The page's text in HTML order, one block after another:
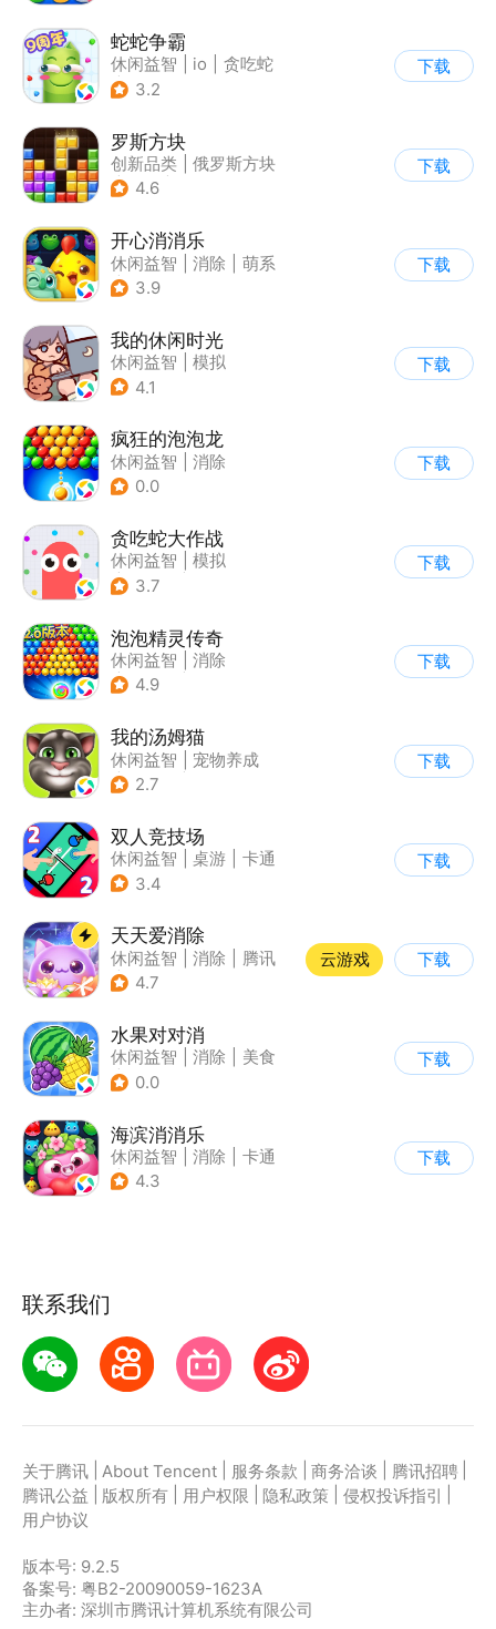
蛇蛇争霸
休闲益智 io
贪吃蛇
| 白日梦
3.2
下载
罗斯方块
创新品类
俄罗斯方块
| 脑洞
4.6
下载
开心消消乐
休闲益智 消除
萌系
| 乐元素
3.9
下载
我的休闲时光
休闲益智
模拟
4.1
下载
疯狂的泡泡龙
休闲益智
消除
0.0
下载
贪吃蛇大作战
休闲益智
模拟
| 贪吃蛇
3.7
下载
泡泡精灵传奇
休闲益智
消除
| 泡泡龙
4.9
下载
我的汤姆猫
休闲益智
宠物养成
| 汤姆猫
2.7
下载
双人竞技场
休闲益智 桌游
卡通
3.4
下载
天天爱消除
休闲益智 消除
腾讯
| 单机
4.7
云游戏 下载
水果对对消
休闲益智 消除
美食
| 卡通
0.0
下载
海滨消消乐
休闲益智 消除
卡通
| 乐元素
4.3
下载
联系我们
关于腾讯 About Tencent 服务条款 商务洽谈 腾讯招聘
腾讯公益
版权所有 用户权限 隐私政策 侵权投诉指引
用户协议
版本号: 9.2.5
备案号: 粤B2-20090059-1623A
主办者: 深圳市腾讯计算机系统有限公司